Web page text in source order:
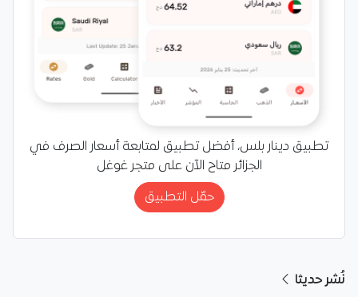
تطبيق دينار بلس، أفضل تطبيق لمتابعة أسعار الصرف في
الجزائر متاح الآن على متجر غوغل
حمّل التطبيق
نُشر حديثا